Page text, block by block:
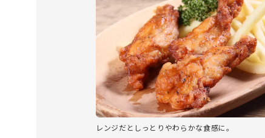
レンジだとしっとりやわらかな食感に。